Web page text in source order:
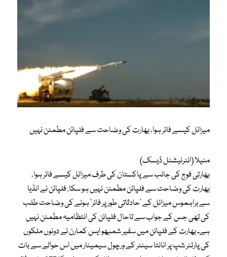
میزائل کیسے فائر ہوا، بھارت کی وضاحت سے فلپائن مطمئن نہیں
منیلا (انٹرنیشنل ڈیسک)
بھارتی فوج کی جانب سے پاکستان کی طرف میزائل کیسے فائر ہوا،
بھارت کی وضاحت سے فلپائن مطمئن نہیں ہو سکا. فلپائن نے انڈیا
سے براہموس میزائل کے ’حادثاتی طور پر فائر‘ ہونے کی وضاحت طلب
کی تھی جس کے جواب سے تاحال فلپائن کی انتظامیہ مطمئن نہیں
ہے۔ بھارت کے فلپائن میں سفیر شمبھو ایس کمارن نے دونوں ملکوں
کی پارٹنر شپ پر انانتا سینٹر کے ورچول سیمینار میں اس حوالے سے بات